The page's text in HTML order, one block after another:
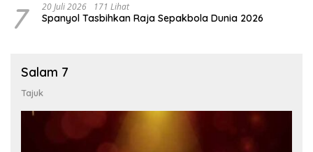
7 20 Juli 2026 171 Lihat
Spanyol Tasbihkan Raja Sepakbola Dunia 2026
Salam 7
Tajuk